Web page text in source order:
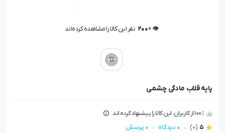
👁️ +
200 نفر این کالا را مشاهده کرده‌اند
پایه قلاب مادگی چشمی
100٪ از کاربران، این کالا را پیشنهاد کرده اند.
5
(0) 0 دیدگاه 0 پرسش